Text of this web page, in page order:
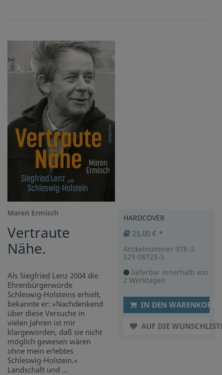
Maren Ermisch
Vertraute
Nähe.
Als Siegfried Lenz 2004 die
Ehrenbürgerwürde
Schleswig-Holsteins erhielt,
bekannte er: »Nachdenkend
über diese Versuche in
vielen Jahren ist mir
klargeworden, daß sie nicht
möglich gewesen wären
ohne mein erlebtes
Schleswig-Holstein.«
Landschaft und ...
HARDCOVER
25,00 € *
Artikelnummer 978-3-
529-08723-3
lieferbar innerhalb von
2 Werktagen
IN DEN WARENKORB
AUF DIE